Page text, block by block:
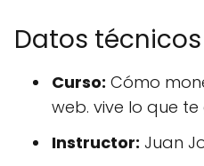
Datos técnicos
Curso: Cómo
web. vive lo que
Instructor: Juan